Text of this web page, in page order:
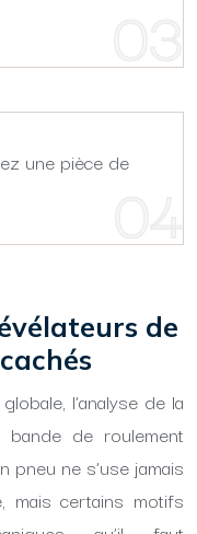
une pièce de
de
l’analyse de la
de roulement
pneu ne s’use jamais
mais certains motifs